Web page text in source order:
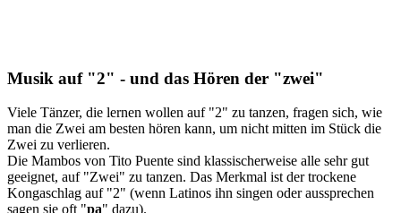
Musik auf "2" - und das Hören der "zwei"
Viele Tänzer, die lernen wollen auf "2" zu tanzen, fragen sich, wie
man die Zwei am besten hören kann, um nicht mitten im Stück die
Zwei zu verlieren.
Die Mambos von Tito Puente sind klassischerweise alle sehr gut
geeignet, auf "Zwei" zu tanzen. Das Merkmal ist der trockene
Kongaschlag auf "2" (wenn Latinos ihn singen oder aussprechen
sagen sie oft "pa" dazu).